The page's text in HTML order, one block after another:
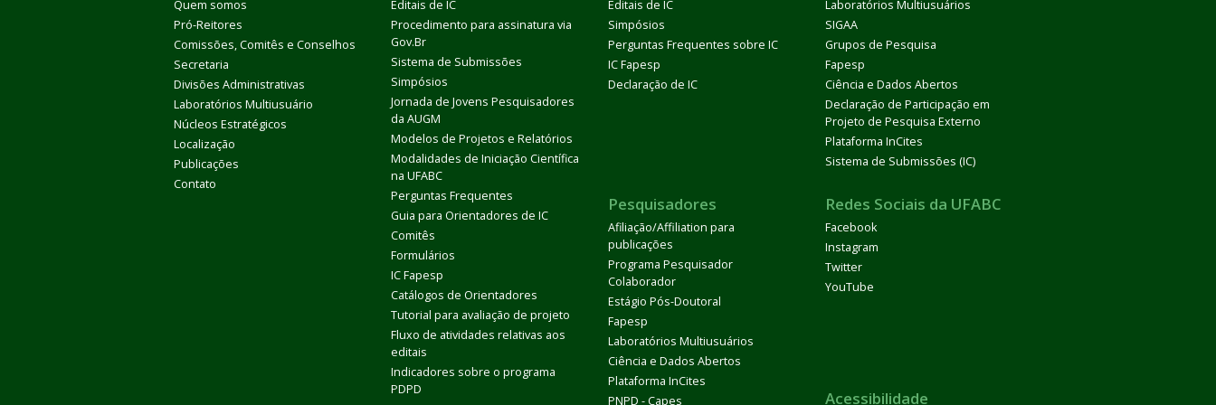
Quem somos
Pró-Reitores
Comissões, Comitês e Conselhos
Secretaria
Divisões Administrativas
Laboratórios Multiusuário
Núcleos Estratégicos
Localização
Publicações
Contato
Editais de IC
Procedimento para assinatura via
Gov.Br
Sistema de Submissões
Simpósios
Jornada de Jovens Pesquisadores
da AUGM
Modelos de Projetos e Relatórios
Modalidades de Iniciação Científica
na UFABC
Perguntas Frequentes
Guia para Orientadores de IC
Comitês
Formulários
IC Fapesp
Catálogos de Orientadores
Tutorial para avaliação de projeto
Fluxo de atividades relativas aos
editais
Indicadores sobre o programa
PDPD
Editais de IC
Simpósios
Perguntas Frequentes sobre IC
IC Fapesp
Declaração de IC
Laboratórios Multiusuários
SIGAA
Grupos de Pesquisa
Fapesp
Ciência e Dados Abertos
Declaração de Participação em
Projeto de Pesquisa Externo
Plataforma InCites
Sistema de Submissões (IC)
Pesquisadores
Afiliação/Affiliation para
publicações
Programa Pesquisador
Colaborador
Estágio Pós-Doutoral
Fapesp
Laboratórios Multiusuários
Ciência e Dados Abertos
Plataforma InCites
PNPD - Capes
Redes Sociais da UFABC
Facebook
Instagram
Twitter
YouTube
Acessibilidade